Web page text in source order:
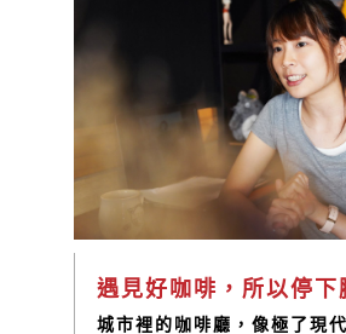
城市裡的咖啡廳，像極了現